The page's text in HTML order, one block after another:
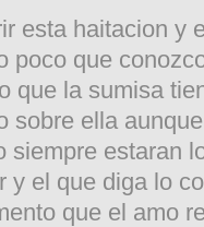
esta haitacion y
poco que
que la sumisa
sobre ella
siempre estaran
y el que diga lo
que el amo